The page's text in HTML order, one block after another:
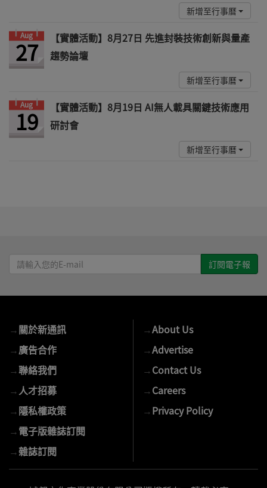
新增至行事曆
Aug
27
【實體活動】8月27日 先進封裝技術創新與量產
趨勢論壇
新增至行事曆
Aug
19
【實體活動】8月19日 AI無人載具關鍵技術應用
研討會
新增至行事曆
請
輸
E-
mail
→關於新通訊
→廣告合作
→聯絡我們
→ 人才招募
→隱私權政策
→電子版雜誌訂閱
→雜誌訂閱
→About Us
→Advertise
→Contact Us
→Careers
→Privacy Policy